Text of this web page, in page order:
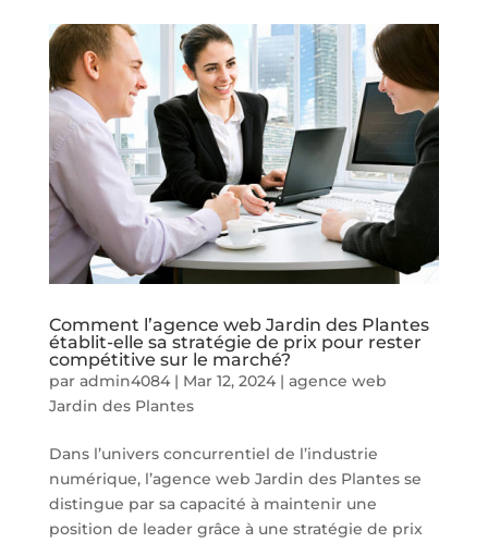
Comment l’agence web Jardin des Plantes
établit-elle sa stratégie de prix pour rester
compétitive sur le marché?
par admin4084| Mar 12, 2024| agence web
Jardin des Plantes
Dans l’univers concurrentiel de l’industrie
numérique, l’agence web Jardin des Plantes se
distingue par sa capacité à maintenir une
position de leader grâce à une stratégie de prix